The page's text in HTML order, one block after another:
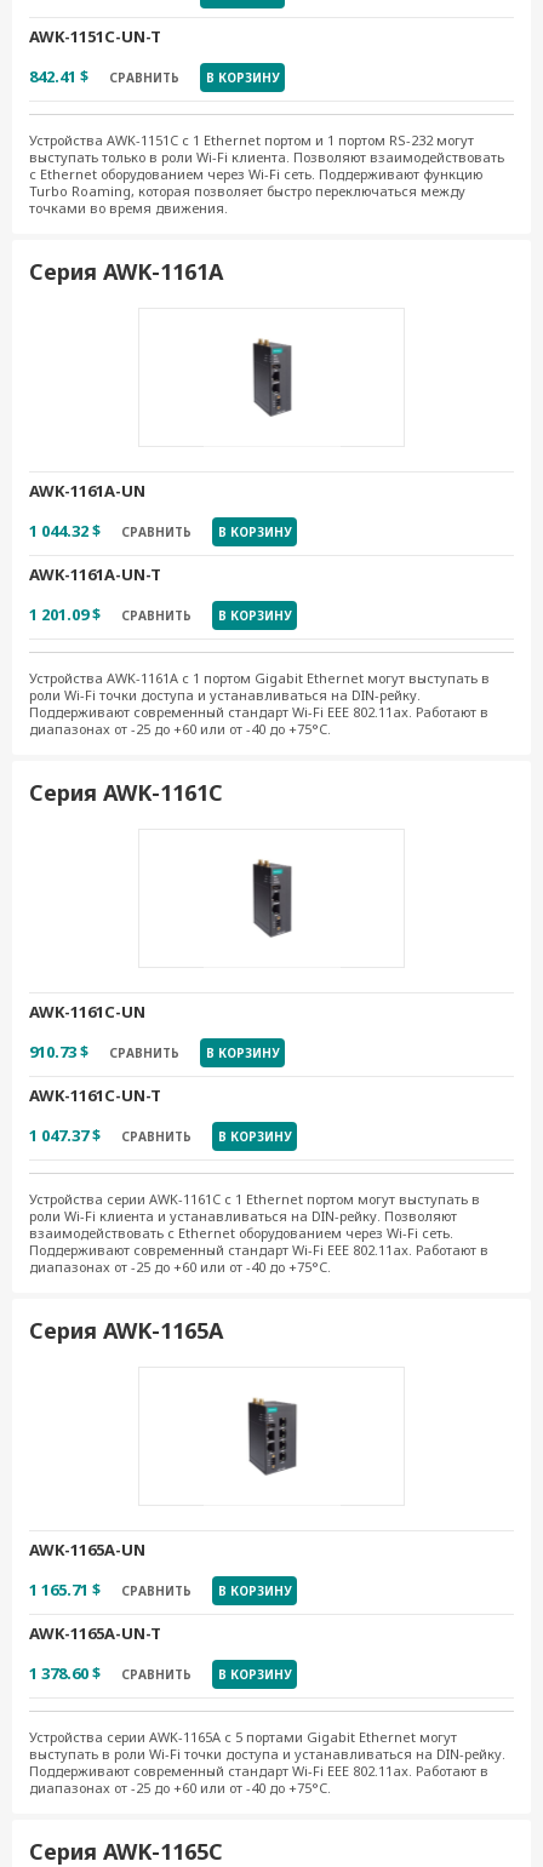
AWK-1151C-UN-T
842.41 $
СРАВНИТЬ В КОРЗИНУ
Устройства AWK-1151C с 1 Ethernet портом и 1 портом RS-232 могут
выступать только в роли Wi-Fi клиента. Позволяют взаимодействовать
с Ethernet оборудованием через Wi-Fi сеть. Поддерживают функцию
Turbo Roaming, которая позволяет быстро переключаться между
точками во время движения.
Серия AWK-1161A
AWK-1161A-UN
1 044.32 $
СРАВНИТЬ В КОРЗИНУ
AWK-1161A-UN-T
1 201.09 $
СРАВНИТЬ В КОРЗИНУ
Устройства AWK-1161A с 1 портом Gigabit Ethernet могут выступать в
роли Wi-Fi точки доступа и устанавливаться на DIN-рейку.
Поддерживают современный стандарт Wi-Fi EEE 802.11ax. Работают в
диапазонах от -25 до +60 или от -40 до +75°C.
Серия AWK-1161C
AWK-1161C-UN
910.73 $
СРАВНИТЬ В КОРЗИНУ
AWK-1161C-UN-T
1 047.37 $
СРАВНИТЬ В КОРЗИНУ
Устройства серии AWK-1161C с 1 Ethernet портом могут выступать в
роли Wi-Fi клиента и устанавливаться на DIN-рейку. Позволяют
взаимодействовать с Ethernet оборудованием через Wi-Fi сеть.
Поддерживают современный стандарт Wi-Fi EEE 802.11ax. Работают в
диапазонах от -25 до +60 или от -40 до +75°C.
Серия AWK-1165A
AWK-1165A-UN
1 165.71 $
СРАВНИТЬ В КОРЗИНУ
AWK-1165A-UN-T
1 378.60 $
СРАВНИТЬ В КОРЗИНУ
Устройства серии AWK-1165A с 5 портами Gigabit Ethernet могут
выступать в роли Wi-Fi точки доступа и устанавливаться на DIN-рейку.
Поддерживают современный стандарт Wi-Fi EEE 802.11ax. Работают в
диапазонах от -25 до +60 или от -40 до +75°C.
Серия AWK-1165C